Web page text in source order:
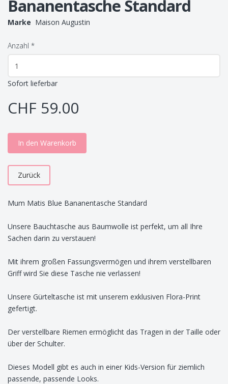
Bananentasche Standard
Marke Maison Augustin
Anzahl *
Sofort lieferbar
CHF 59.00
In den Warenkorb
Zurück
Mum Matis Blue Bananentasche Standard
Unsere Bauchtasche aus Baumwolle ist perfekt, um all Ihre
Sachen darin zu verstauen!
Mit ihrem großen Fassungsvermögen und ihrem verstellbaren
Griff wird Sie diese Tasche nie verlassen!
Unsere Gürteltasche ist mit unserem exklusiven Flora-Print
gefertigt.
Der verstellbare Riemen ermöglicht das Tragen in der Taille oder
über der Schulter.
Dieses Modell gibt es auch in einer Kids-Version für ziemlich
passende, passende Looks.